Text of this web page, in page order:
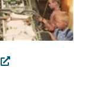
SOL NOVA HISTORIA 8